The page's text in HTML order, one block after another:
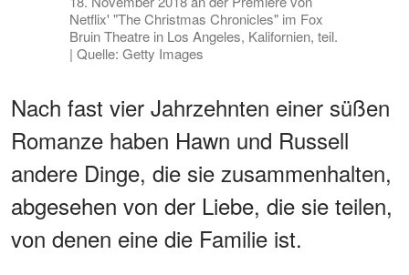
Netflix' "The Christmas Chronicles" im Fox
Bruin Theatre in Los Angeles, Kalifornien, teil.
| Quelle: Getty Images
Nach fast vier Jahrzehnten einer süßen
Romanze haben Hawn und Russell
andere Dinge, die sie zusammenhalten,
abgesehen von der Liebe, die sie teilen,
von denen eine die Familie ist.